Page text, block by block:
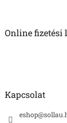
Online fizetési
Kapcsolat
eshop@